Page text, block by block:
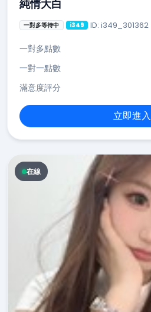
純情大白
一對多等待中 i349 ID: i349_301362
一對多點數
一對一點數
滿意度評分
立即進入
在線